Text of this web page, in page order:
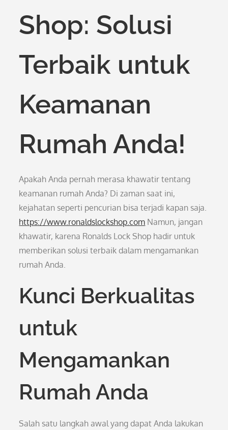
Shop: Solusi
Terbaik untuk
Keamanan
Rumah Anda!
Apakah Anda pernah merasa khawatir tentang
keamanan rumah Anda? Di zaman saat ini,
kejahatan seperti pencurian bisa terjadi kapan saja.
https://www.ronaldslockshop.com Namun, jangan
khawatir, karena Ronalds Lock Shop hadir untuk
memberikan solusi terbaik dalam mengamankan
rumah Anda.
Kunci Berkualitas
untuk
Mengamankan
Rumah Anda
Salah satu langkah awal yang dapat Anda lakukan